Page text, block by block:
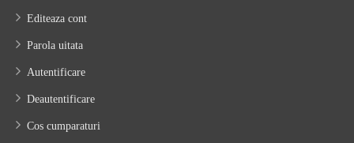
Editeaza cont
Parola uitata
Autentificare
Deautentificare
Cos cumparaturi